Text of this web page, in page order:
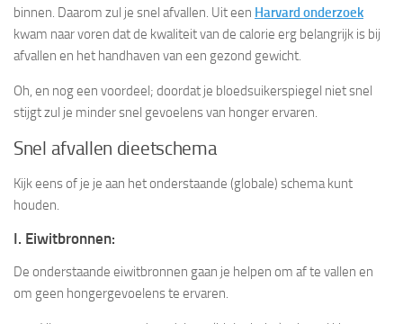
binnen. Daarom zul je snel afvallen. Uit een Harvard onderzoek
kwam naar voren dat de kwaliteit van de calorie erg belangrijk is bij
afvallen en het handhaven van een gezond gewicht.
Oh, en nog een voordeel; doordat je bloedsuikerspiegel niet snel
stijgt zul je minder snel gevoelens van honger ervaren.
Snel afvallen dieetschema
Kijk eens of je je aan het onderstaande (globale) schema kunt
houden.
I. Eiwitbronnen:
De onderstaande eiwitbronnen gaan je helpen om af te vallen en
om geen hongergevoelens te ervaren.